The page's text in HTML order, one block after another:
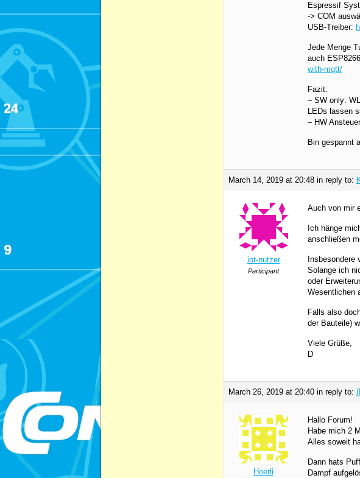
Espressif
-> COM
USB-Treiber:
Jede Menge
auch
with-mqtt/
Fazit:
– SW only:
LEDs lassen
– HW
Bin gespannt
March 14, 2019 at 20:48 in reply to:
iot-nutzer
Participant
Auch von mir
Ich hänge
anschließen
Solange ich
oder
Wesentlichen
Falls also
der Bauteile)
Viele Grüße,
D
March 26, 2019 at 20:40 in reply to:
Hoerli
Hallo Forum!
Habe mich 2
Alles soweit
Dann hats
Dampf